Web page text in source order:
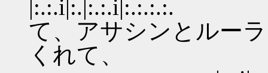
|:.:.i|:.|:.:.i|:.:.:.:.
て、アサシンとルー
くれて、